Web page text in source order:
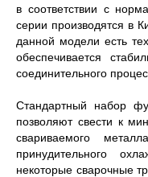
в соответствии с
серии производятся в
данной модели есть
обеспечивается
соединительного
Стандартный набор
позволяют свести к
свариваемого
принудительного
некоторые сварочные